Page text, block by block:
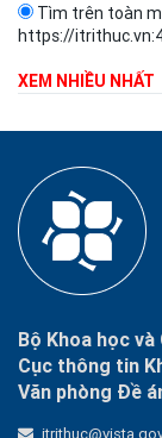
Tìm trên toàn
https://
XEM NHIỀU NHẤT
Bộ Khoa học và
Cục thông tin
Văn phòng Đề